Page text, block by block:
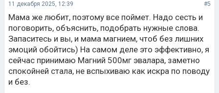
11 декабря 2025, 12:39 #5
Мама же любит, поэтому все поймет. Надо сесть и
поговорить, объяснить, подобрать нужные слова.
Запаситесь и вы, и мама магнием, чтоб без лишних
эмоций обойтись) На самом деле это эффективно, я
сейчас принимаю Магний 500мг эвалара, заметно
спокойней стала, не вспыхиваю как искра по поводу
и без.